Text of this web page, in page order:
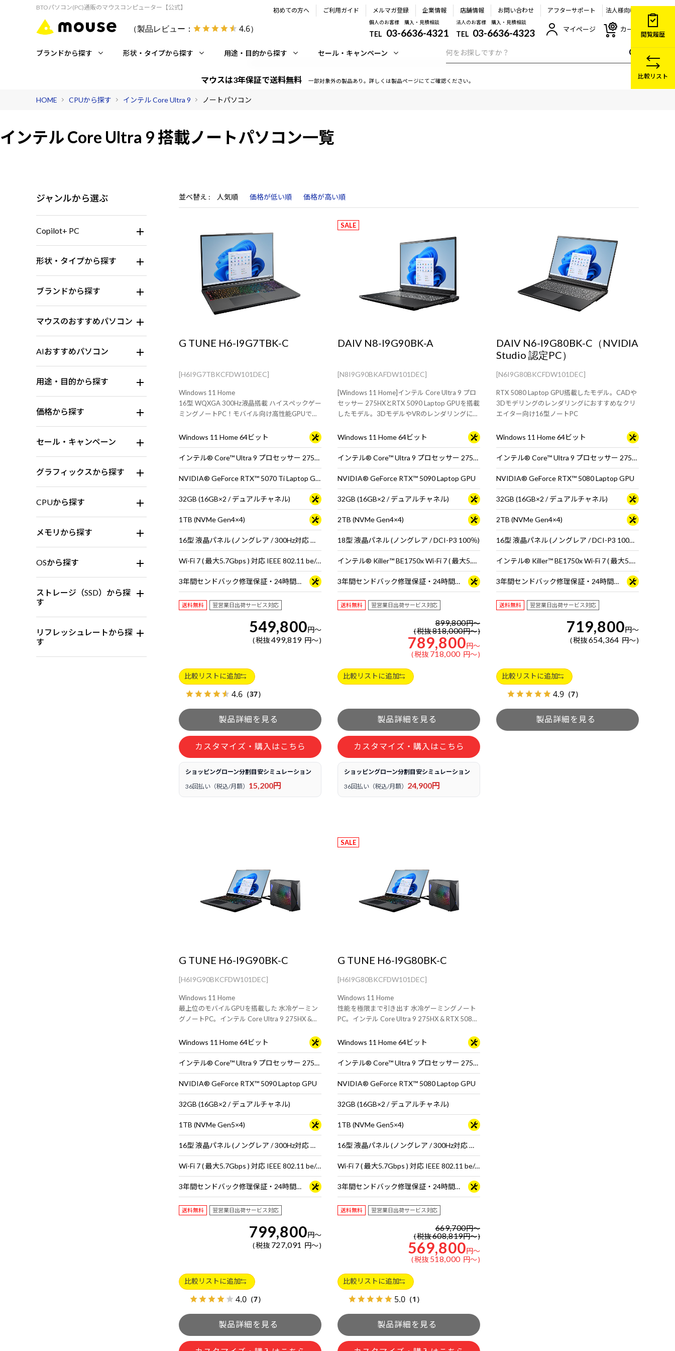
BTOパソコン(PC)通販のマウスコンピューター【公式】
（製品レビュー： 4.6）
初めての方へ ご利用ガイド メルマガ登録 企業情報 店舗情報 お問い合わせ アフターサポート 法人様向け
個人のお客様 購入・見積相談
TEL 03-6636-4321
法人のお客様 購入・見積相談
TEL 03-6636-4323 マイページ カート
ブランドから探す 形状・タイプから探す 用途・目的から探す セール・キャンペーン
マウスは3年保証で送料無料 一部対象外の製品あり。詳しくは製品ページにてご確認ください。
HOME CPUから探す インテル Core Ultra 9 ノートパソコン
インテル Core Ultra 9 搭載ノートパソコン一覧
ジャンルから選ぶ
Copilot+ PC
形状・タイプから探す
ブランドから探す
マウスのおすすめパソコン
AIおすすめパソコン
用途・目的から探す
価格から探す
セール・キャンペーン
グラフィックスから探す
CPUから探す
メモリから探す
OSから探す
ストレージ（SSD）から探
す
リフレッシュレートから探
す
並べ替え 人気順 価格が低い順 価格が高い順
G TUNE H6-I9G7TBK-C
[H6I9G7TBKCFDW101DEC]
Windows 11 Home
16型 WQXGA 300Hz液晶搭載 ハイスペックゲー
ミングノートPC！モバイル向け高性能GPUで最
Windows 11 Home 64ビット
インテル® Core™ Ultra 9 プロセッサー 275HX
NVIDIA® GeForce RTX™ 5070 Ti Laptop GPU
32GB (16GB×2 / デュアルチャネル)
1TB (NVMe Gen4×4)
16型 液晶パネル (ノングレア / 300Hz対応 ※MS Hybrid時は240Hzで駆動 / sRGB比100%対応)
Wi-Fi 7 ( 最大5.7Gbps ) 対応 IEEE 802.11 be/ax/ac/a/b/g/n準拠 ＋ Bluetooth 5内蔵
3年間センドバック修理保証・24時間×365日電話サポート
送料無料 翌営業日出荷サービス対応
549,800円～
税抜 499,819 円～
比較リストに追加
4.6 （37）
カスタマイズ・購入はこちら
ショッピングローン分割目安シミュレーション
36回払い（税込/月額） 15,200円
SALE
DAIV N8-I9G90BK-A
[N8I9G90BKAFDW101DEC]
[Windows 11 Home]インテル Core Ultra 9 プロ
セッサー 275HXとRTX 5090 Laptop GPUを搭載
したモデル。3DモデルやVRのレンダリングにお
Windows 11 Home 64ビット
インテル® Core™ Ultra 9 プロセッサー 275HX
NVIDIA® GeForce RTX™ 5090 Laptop GPU
32GB (16GB×2 / デュアルチャネル)
2TB (NVMe Gen4×4)
18型 液晶パネル (ノングレア / DCI-P3 100％)
インテル® Killer™ BE1750x Wi-Fi 7 ( 最大5.7Gbps ) 対応 IEEE 802.11 be/ax/ac/a/b/g/n準拠 ＋ Bluetooth 5内蔵
3年間センドバック修理保証・24時間×365日電話サポート
送料無料 翌営業日出荷サービス対応
899,800円～
税抜818,000円～
789,800円～
税抜 718,000 円～
比較リストに追加
カスタマイズ・購入はこちら
ショッピングローン分割目安シミュレーション
36回払い（税込/月額） 24,900円
DAIV N6-I9G80BK-C（NVIDIA
Studio 認定PC）
[N6I9G80BKCFDW101DEC]
RTX 5080 Laptop GPU搭載したモデル。CADや
3Dモデリングのレンダリングにおすすめなクリ
エイター向け16型ノートPC
Windows 11 Home 64ビット
インテル® Core™ Ultra 9 プロセッサー 275HX
NVIDIA® GeForce RTX™ 5080 Laptop GPU
32GB (16GB×2 / デュアルチャネル)
2TB (NVMe Gen4×4)
16型 液晶パネル (ノングレア / DCI-P3 100％ / 120Hz対応)
インテル® Killer™ BE1750x Wi-Fi 7 ( 最大5.7Gbps ) 対応 IEEE 802.11 be/ax/ac/a/b/g/n準拠 ＋ Bluetooth 5内蔵
3年間センドバック修理保証・24時間×365日電話サポート
送料無料 翌営業日出荷サービス対応
719,800円～
税抜 654,364 円～
比較リストに追加
4.9 （7）
G TUNE H6-I9G90BK-C
[H6I9G90BKCFDW101DEC]
Windows 11 Home
最上位のモバイルGPUを搭載した 水冷ゲーミン
グノートPC。インテル Core Ultra 9 275HX &
Windows 11 Home 64ビット
インテル® Core™ Ultra 9 プロセッサー 275HX
NVIDIA® GeForce RTX™ 5090 Laptop GPU
32GB (16GB×2 / デュアルチャネル)
1TB (NVMe Gen5×4)
16型 液晶パネル (ノングレア / 300Hz対応 ※MS Hybrid時は240Hzで駆動 / sRGB比100%対応)
Wi-Fi 7 ( 最大5.7Gbps ) 対応 IEEE 802.11 be/ax/ac/a/b/g/n準拠 ＋ Bluetooth 5内蔵
3年間センドバック修理保証・24時間×365日電話サポート
送料無料 翌営業日出荷サービス対応
799,800円～
税抜 727,091 円～
比較リストに追加
4.0 （7）
SALE
G TUNE H6-I9G80BK-C
[H6I9G80BKCFDW101DEC]
Windows 11 Home
性能を極限まで引き出す 水冷ゲーミングノート
PC。インテル Core Ultra 9 275HX & RTX 5080
Windows 11 Home 64ビット
インテル® Core™ Ultra 9 プロセッサー 275HX
NVIDIA® GeForce RTX™ 5080 Laptop GPU
32GB (16GB×2 / デュアルチャネル)
1TB (NVMe Gen5×4)
16型 液晶パネル (ノングレア / 300Hz対応 ※MS Hybrid時は240Hzで駆動 / sRGB比100%対応)
Wi-Fi 7 ( 最大5.7Gbps ) 対応 IEEE 802.11 be/ax/ac/a/b/g/n準拠 ＋ Bluetooth 5内蔵
3年間センドバック修理保証・24時間×365日電話サポート
送料無料 翌営業日出荷サービス対応
669,700円～
税抜608,819円～
569,800円～
税抜 518,000 円～
比較リストに追加
5.0 （1）
閲覧履歴
比較リスト